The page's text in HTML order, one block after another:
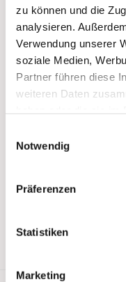
zu können und die
analysieren.
Verwendung unserer
soziale Medien,
Partner führen diese
weiteren Daten
Notwendig
Präferenzen
Statistiken
Marketing